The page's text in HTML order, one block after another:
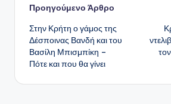
Πλοήγηση
δημοσιεύσεων
Προηγούμενο Άρθρο
Στην Κρήτη ο γάμος της
Δέσποινας Βανδή και του
Βασίλη Μπισμπίκη –
Πότε και που θα γίνει